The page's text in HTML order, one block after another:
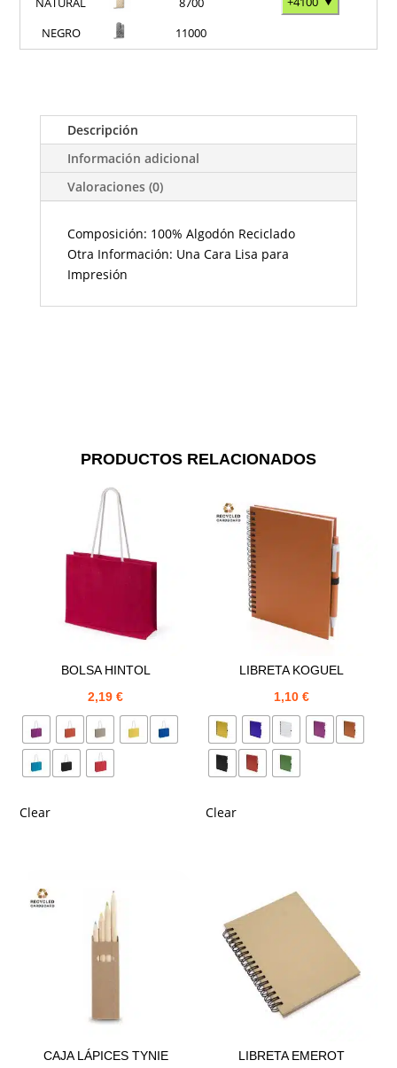
NEGRO
11000
Descripción
Información adicional
Valoraciones (0)
Composición: 100% Algodón Reciclado
Otra Información: Una Cara Lisa para
Impresión
PRODUCTOS RELACIONADOS
BOLSA HINTOL
2,19€
Clear
LIBRETA KOGUEL
1,10 €
Clear
CAJA LÁPICES TYNIE
LIBRETA EMEROT